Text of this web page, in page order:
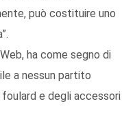
può costituire uno
ha come segno di
a nessun partito
e degli accessori